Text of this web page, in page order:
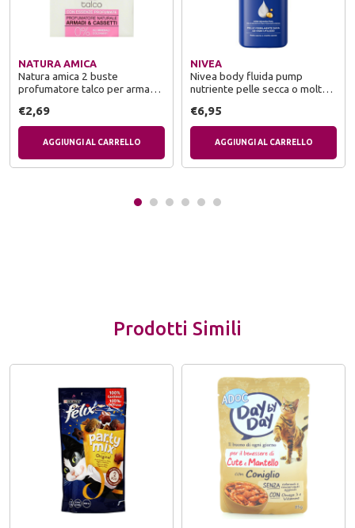
NATURA AMICA
Natura amica 2 buste
profumatore talco per armadi
€2,69
AGGIUNGI AL CARRELLO
NIVEA
Nivea body fluida pump
nutriente pelle secca o molto
€6,95
AGGIUNGI AL CARRELLO
Prodotti Simili